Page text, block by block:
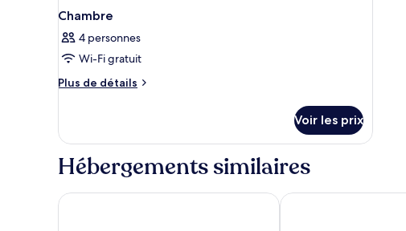
Chambre
4 personnes
Wi-Fi gratuit
Plus de détails
Plus
le
type
de
Chambre
Voir les prix
Hébergements similaires
Best Western Jamaica Inn La Quinta Inn &